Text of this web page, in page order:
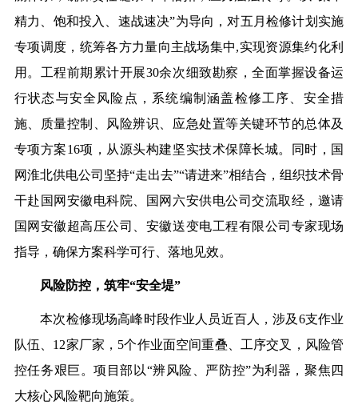
精力、饱和投入、速战速决”为导向，对五月检修计划实施
专项调度，统筹各方力量向主战场集中,实现资源集约化利
用。工程前期累计开展30余次细致勘察 ，全面掌握设备运
行状态与安全风险点，系统编制涵盖检修工序、安全措
施、质量控制、风险辨识、应急处置等关键环节的总体及
专项方案16项，从源头构建坚实技术保障长城。同时，国
网淮北供电公司坚持“走出去”“请进来”相结合，组织技术骨
干赴国网安徽电科院、国网六安供电公司交流取经，邀请
国网安徽超高压公司、安徽送变电工程有限公司专家现场
指导，确保方案科学可行、落地见效。
风险防控，筑牢“安全堤”
本次检修现场高峰时段作业人员近百人，涉及6支作业
队伍、12家厂家，5个作业面空间重叠、工序交叉，风险管
控任务艰巨。项目部以“辨风险、严防控”为利器，聚焦四
大核心风险靶向施策。